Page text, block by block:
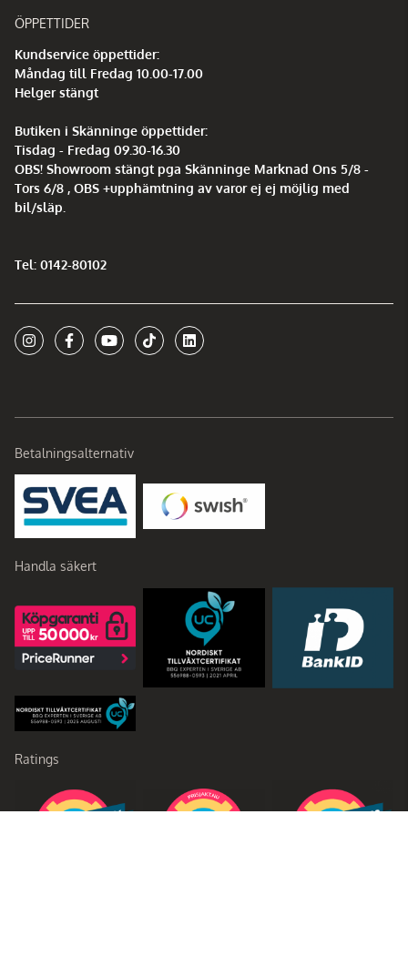
ÖPPETTIDER
Kundservice öppettider:
Måndag till Fredag 10.00-17.00
Helger stängt
Butiken i Skänninge öppettider:
Tisdag - Fredag 09.30-16.30
OBS! Showroom stängt pga Skänninge Marknad Ons 5/8 -
Tors 6/8 , OBS +upphämtning av varor ej ej möjlig med
bil/släp.
Tel: 0142-80102
Betalningsalternativ
Handla säkert
Ratings